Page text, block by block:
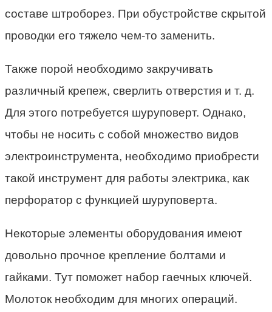
составе штроборез. При обустройстве скрытой
проводки его тяжело чем-то заменить.
Также порой необходимо закручивать
различный крепеж, сверлить отверстия и т. д.
Для этого потребуется шуруповерт. Однако,
чтобы не носить с собой множество видов
электроинструмента, необходимо приобрести
такой инструмент для работы электрика, как
перфоратор с функцией шуруповерта.
Некоторые элементы оборудования имеют
довольно прочное крепление болтами и
гайками. Тут поможет набор гаечных ключей.
Молоток необходим для многих операций.